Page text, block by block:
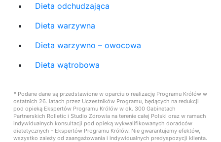
Dieta odchudzająca
Dieta warzywna
Dieta warzywno – owocowa
Dieta wątrobowa
* Podane dane są przedstawione w oparciu o realizację Programu Królów w
ostatnich 26. latach przez Uczestników Programu, będących na redukcji
pod opieką Ekspertów Programu Królów w ok. 300 Gabinetach
Partnerskich Rolletic i Studio Zdrowia na terenie całej Polski oraz w ramach
indywidualnych konsultacji pod opieką wykwalifikowanych doradców
dietetycznych - Ekspertów Programu Królów. Nie gwarantujemy efektów,
wszystko zależy od zaangażowania i indywidualnych predyspozycji klienta.